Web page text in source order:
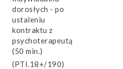
dorosłych - po
ustaleniu
kontraktu z
psychoterapeutą
(50 min.)
(PTI.18+/190)